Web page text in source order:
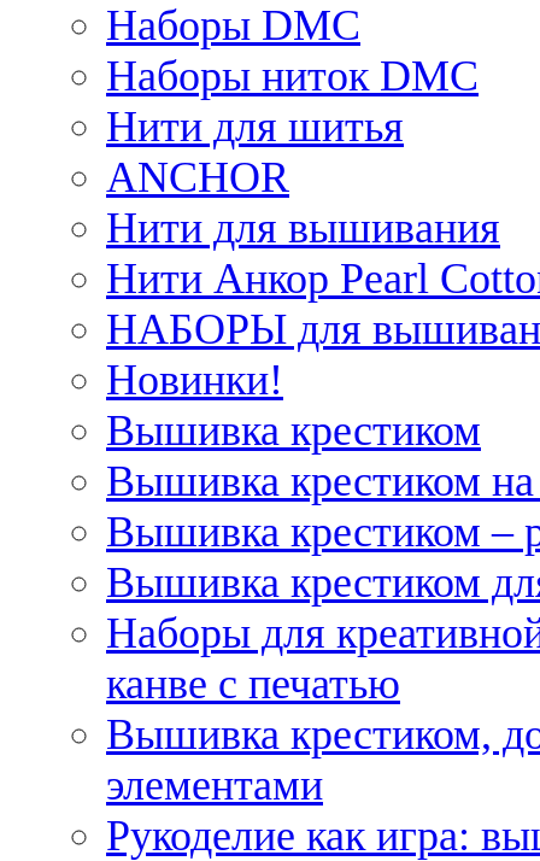
Наборы DMC
Наборы ниток DMC
Нити для шитья
ANCHOR
Нити для вышивания
Нити Анкор Pearl
НАБОРЫ для
Новинки!
Вышивка крестиком
Вышивка крестиком
Вышивка крестиком –
Вышивка крестиком
Наборы для
канве с печатью
Вышивка крестиком,
элементами
Рукоделие как игра: